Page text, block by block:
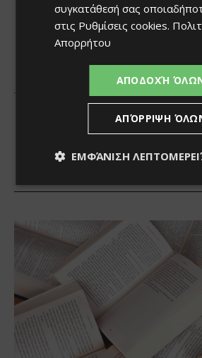
συγκατάθεσή σας
στις Ρυθμίσεις cookies.
Απορρήτου
ΑΠΟΔΟΧΉ
ΑΠΌΡΡΙΨΗ
ΕΜΦΆΝΙΣΗ